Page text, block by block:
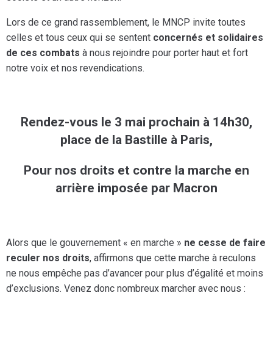
Lors de ce grand rassemblement, le MNCP invite toutes
celles et tous ceux qui se sentent concernés et solidaires
de ces combats à nous rejoindre pour porter haut et fort
notre voix et nos revendications.
Rendez-vous le 3 mai prochain à 14h30,
place de la Bastille à Paris,
Pour nos droits et contre la marche en
arrière imposée par Macron
Alors que le gouvernement « en marche » ne cesse de faire
reculer nos droits, affirmons que cette marche à reculons
ne nous empêche pas d’avancer pour plus d’égalité et moins
d’exclusions. Venez donc nombreux marcher avec nous :